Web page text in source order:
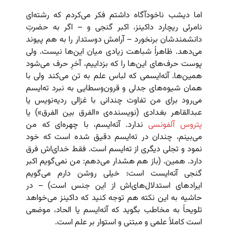
اما دیشب ناخودآگاه داشتم فکر می‌کردم که رشته‌ای
نامرئی ریچارد داکینز، اکبر گنجی و – اگر به حضرتِ
دانشمندشان برنخورد – آرامش دوستدار را به هم پیوند
می‌دهد. ظاهراً شباهت زیادی میان این‌ها نیست. ولی
پوست حرف‌های این‌ها را که بزداییم، آخرِ حرف می‌شود
همین‌ها. آته‌ایسمی که لباس علم به تن می‌کند ولی با
همان شیوه‌های جدلی و قرون‌وسطایی به نبرد ته‌ایسم
می‌رود برای من تفاوت چندانی با غزالی ردیه‌نویس یا
عبدالقاهر بغدادی (نویسنده‌ی «الفرق بین الفرق») یا
پتروس آلفونسیندارد. آته‌ایسم، با چهره‌ای که من
می‌بینم، چندان در ته‌ایسم دقیق شده است که خود
نمود و تجلی دیگری از ته‌ایسم است. فقط خدای‌اش فرق
دارد. همین. (باز هم هشدار می‌دهم: من نمی‌گویم اکبر
گنجی آته‌ایست است؛ خیلی روشن دارم می‌گویم
ایرادهای استدلال‌های‌اش از این جنس است) – در
حاشیه به این نکته هم توجه کنید که داکینز می‌خواهد
تلویحاً به مخاطب بگوید که آته‌ایسم یا الحاد، موضعی
است کاملاً علمی و مبتنی و استوار بر علم است.